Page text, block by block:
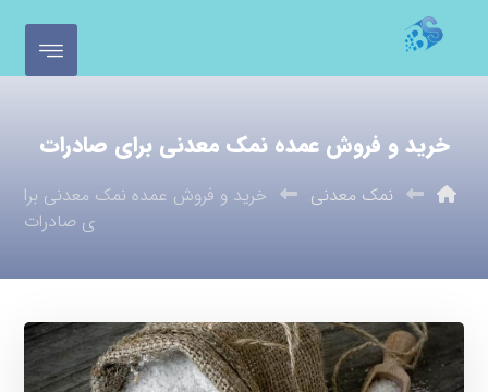
خرید و فروش عمده نمک معدنی برای صادرات
نمک معدنی
خرید و فروش عمده نمک معدنی برا
ی صادرات